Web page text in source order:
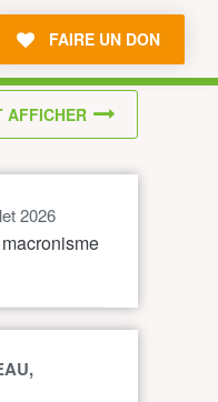
FAIRE UN DON
2026
AFFICHER